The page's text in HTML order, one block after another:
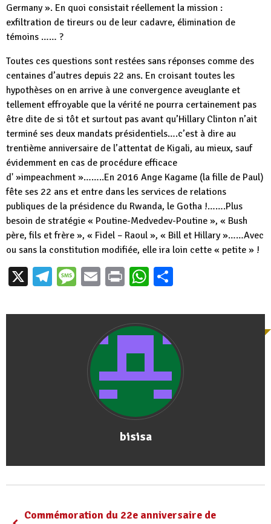
Germany ». En quoi consistait réellement la mission :
exfiltration de tireurs ou de leur cadavre, élimination de
témoins …… ?
Toutes ces questions sont restées sans réponses comme des
centaines d’autres depuis 22 ans. En croisant toutes les
hypothèses on en arrive à une convergence aveuglante et
tellement effroyable que la vérité ne pourra certainement pas
être dite de si tôt et surtout pas avant qu’Hillary Clinton n’ait
terminé ses deux mandats présidentiels….c’est à dire au
trentième anniversaire de l’attentat de Kigali, au mieux, sauf
évidemment en cas de procédure efficace
d' »impeachment »……..En 2016 Ange Kagame (la fille de Paul)
fête ses 22 ans et entre dans les services de relations
publiques de la présidence du Rwanda, le Gotha !…….Plus
besoin de stratégie « Poutine-Medvedev-Poutine », « Bush
père, fils et frère », « Fidel – Raoul », « Bill et Hillary »……Avec
ou sans la constitution modifiée, elle ira loin cette « petite » !
X Telegram
Message
EmailPrintWhatsApp
bisisa
Commémoration du 22e anniversaire de